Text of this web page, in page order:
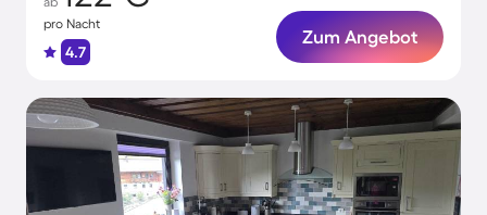
pro Nacht
4.7
Zum Angebot